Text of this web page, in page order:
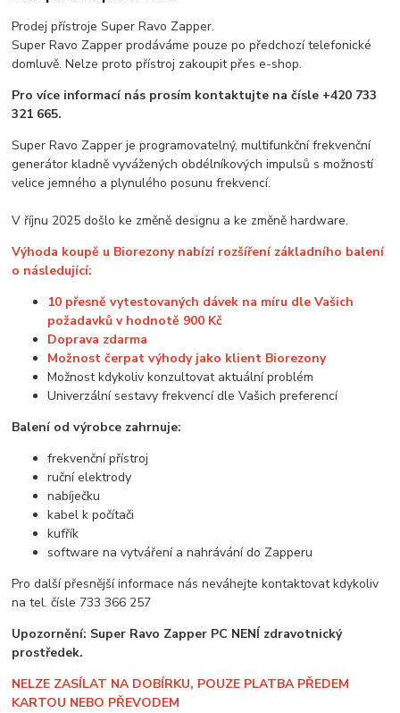
Prodej přístroje Super Ravo Zapper.
Super Ravo Zapper prodáváme pouze po předchozí telefonické
domluvě. Nelze proto přístroj zakoupit přes e-shop.
Pro více informací nás prosím kontaktujte na čísle +420 733
321 665.
Super Ravo Zapper je programovatelný, multifunkční frekvenční
generátor kladně vyvážených obdélníkových impulsů s možností
velice jemného a plynulého posunu frekvencí.
V říjnu 2025 došlo ke změně designu a ke změně hardware.
Výhoda koupě u Biorezony nabízí rozšíření základního balení
o následující:
10 přesně vytestovaných dávek na míru dle Vašich
požadavků v hodnotě 900 Kč
Doprava zdarma
Možnost čerpat výhody jako klient Biorezony
Možnost kdykoliv konzultovat aktuální problém
Univerzální sestavy frekvencí dle Vašich preferencí
Balení od výrobce zahrnuje:
frekvenční přístroj
ruční elektrody
nabíječku
kabel k počítači
kufřík
software na vytváření a nahrávání do Zapperu
Pro další přesnější informace nás neváhejte kontaktovat kdykoliv
na tel. čísle 733 366 257
Upozornění: Super Ravo Zapper PC NENÍ zdravotnický
prostředek.
NELZE ZASÍLAT NA DOBÍRKU, POUZE PLATBA PŘEDEM
KARTOU NEBO PŘEVODEM